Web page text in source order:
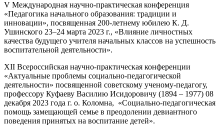
V Международная научно-практическая конференция
«Педагогика начального образования: традиции и
инновации», посвященная 200-летнему юбилею К. Д.
Ушинского 23–24 марта 2023 г., «Влияние личностных
качества будущего учителя начальных классов на успешность
воспитательной деятельности».
XII Всероссийская научно-практическая конференции
«Актуальные проблемы социально-педагогической
деятельности» посвященной советскому ученому-педагогу,
профессору Куфаеву Василию Исидоровичу (1894 – 1977) 08
декабря 2023 года г. о. Коломна, «Социально-педагогическая
помощь замещающей семье в преодолении девиантного
поведения принятых на воспитание детей».